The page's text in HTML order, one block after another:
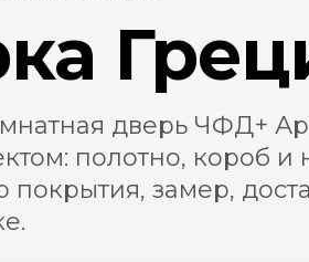
дверь ЧФД+
полотно, короб и
покрытия, замер,